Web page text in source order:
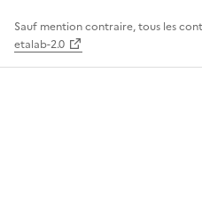
Sauf mention contraire, tous les
etalab-2.0